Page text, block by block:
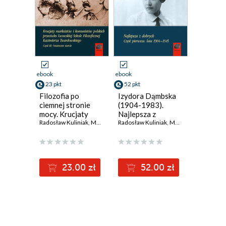
ebook
23 pkt
Filozofia po
ciemnej stronie
mocy. Krucjaty
marksistów i
polskich przeciwko
Filozoficznej
Kazimierza
Twardowskiego.
Radosław Kuliniak, Mariusz Pandura ,Łukasz Ratajczak
23.00 zł
ebook
52 pkt
Izydora Dąmbska
(1904-1983).
Najlepsza z
dobrych. Część
1904-1945
Radosław Kuliniak, Mariusz Pandura
52.00 zł